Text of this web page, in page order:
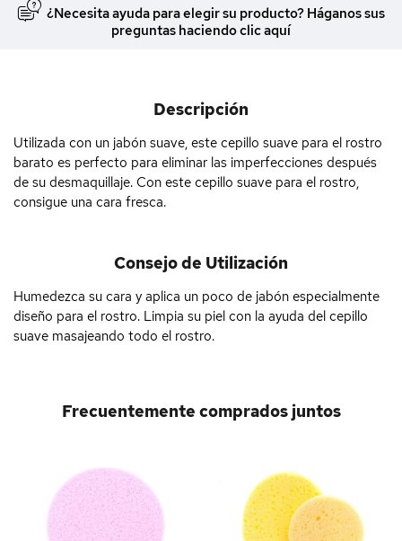
¿Necesita ayuda para elegir su producto? Háganos sus
preguntas haciendo clic aquí
Descripción
Utilizada con un jabón suave, este cepillo suave para el rostro
barato es perfecto para eliminar las imperfecciones después
de su desmaquillaje. Con este cepillo suave para el rostro,
consigue una cara fresca.
Consejo de Utilización
Humedezca su cara y aplica un poco de jabón especialmente
diseño para el rostro. Limpia su piel con la ayuda del cepillo
suave masajeando todo el rostro.
Frecuentemente comprados juntos